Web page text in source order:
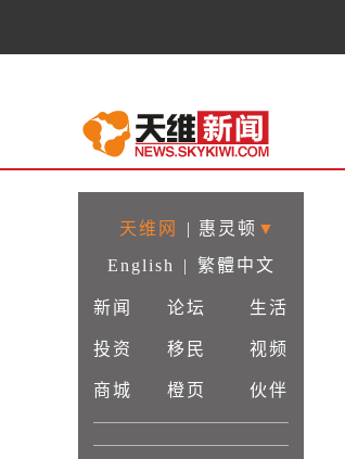
天维网 | 惠灵顿 ▼
English
| 繁體中文
新闻 论坛 生活
投资 移民 视频
商城 橙页 伙伴